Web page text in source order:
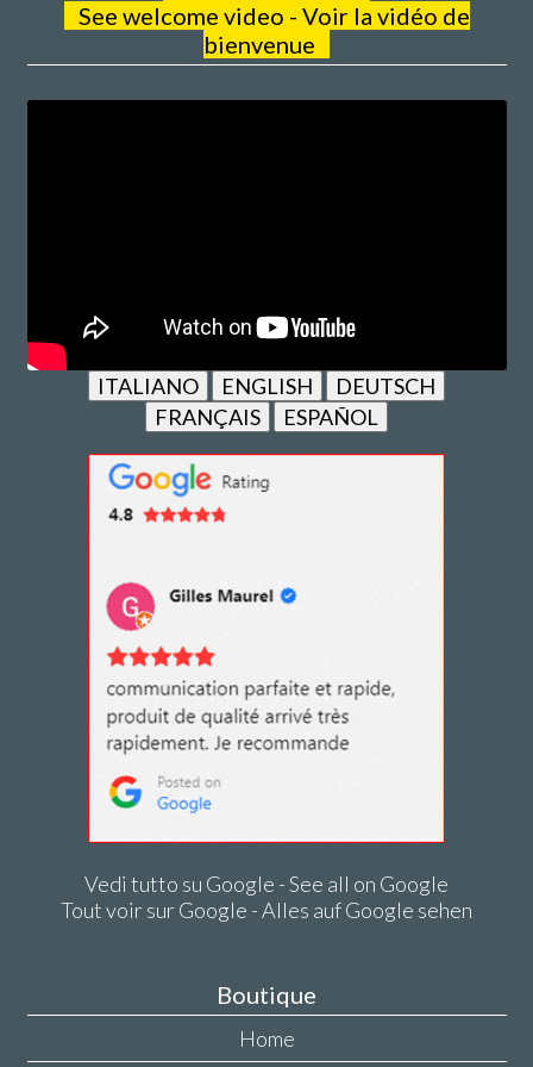
See welcome video - Voir la vidéo de
bienvenue
ITALIANO ENGLISH
DEUTSCH
FRANÇAIS
ESPAÑOL
Vedi tutto su Google - See all on Google
Tout voir sur Google - Alles auf Google sehen
Boutique
Home